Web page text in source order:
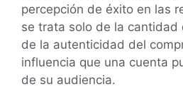
percepción de éxito en las
se trata solo de la cantidad
de la autenticidad del
influencia que una cuenta
de su audiencia.